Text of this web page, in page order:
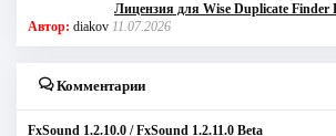
Лицензия для Wise Duplicate Finder
Автор: diakov 11.07.2026
Комментарии
FxSound 1.2.10.0 / FxSound 1.2.11.0 Beta